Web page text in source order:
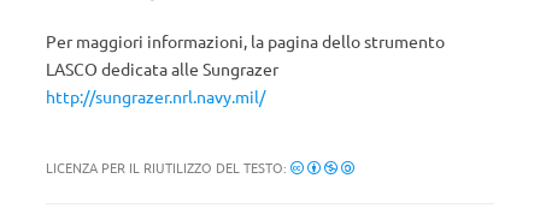
Per maggiori informazioni, la pagina dello strumento
LASCO dedicata alle Sungrazer
http://sungrazer.nrl.navy.mil/
LICENZA PER IL RIUTILIZZO DEL TESTO: